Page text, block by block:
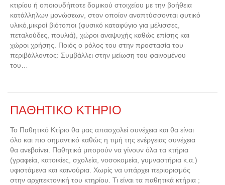
κτιρίου ή οποιουδήποτε δομικού στοιχείου με την βοήθεια
κατάλληλων μονώσεων, στον οποίον αναπτύσσονται φυτικό
υλικό,μικροί βιότοποι (φυσικό καταφύγιο για μέλισσες,
πεταλούδες, πουλιά), χώροι αναψυχής καθώς επίσης και
χώροι χρήσης. Ποιός ο ρόλος του στην προστασία του
περιβάλλοντος: Συμβάλλει στην μείωση του φαινομένου
του…
ΠΑΘΗΤΙΚΟ ΚΤΗΡΙΟ
Το Παθητικό Κτίριο θα μας απασχολεί συνέχεια και θα είναι
όλο και πιο σημαντικό καθώς η τιμή της ενέργειας συνέχεια
θα ανεβαίνει. Παθητικά μπορούν να γίνουν όλα τα κτήρια
(γραφεία, κατοικίες, σχολεία, νοσοκομεία, γυμναστήρια κ.α.)
υφιστάμενα και καινούρια. Χωρίς να υπάρχει περιορισμός
στην αρχιτεκτονική του κτηρίου. Τι είναι τα παθητικά κτήρια ;